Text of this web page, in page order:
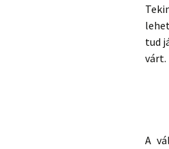
tud
várt.
A